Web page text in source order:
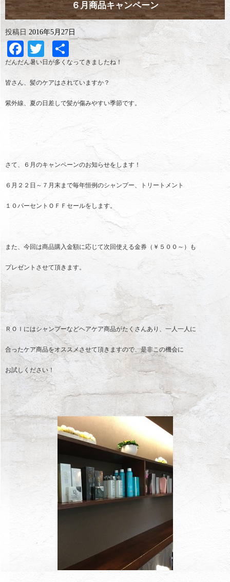
６月商品キャンペーン
投稿日 2016年5月27日
Facebook
Twitter
共
有
だんだん暑い日が多くなってきましたね！
皆さん、髪のケアはされていますか？
紫外線、夏の日差しで髪が傷みやすい季節です。
さて、６月のキャンペーンのお知らせをします！
６月２２日～７月末まで毎年恒例のシャンプー、トリートメント
１０パーセントＯＦＦセールをします。
また、今回は商品購入金額に応じて次回使える金券（￥５００～）も
プレゼントさせて頂きます。
ＲＯＩにはシャンプーなどヘアケア商品がたくさんあり、一人一人に
合ったケア商品をオススメさせて頂きますので、是非この機会に
お試しください！